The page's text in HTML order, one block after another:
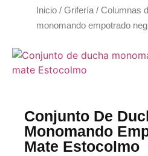
Inicio / Grifería / Columnas
monomando empotrado
Conjunto De
Monomando
Mate Estocolmo